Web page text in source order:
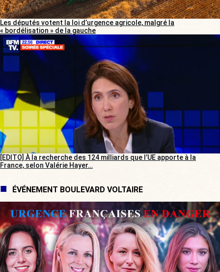
Les députés votent la loi d’urgence agricole, malgré la
« bordélisation » de la gauche
[EDITO] À la recherche des 124 milliards que l’UE apporte à la
France, selon Valérie Hayer…
ÉVÉNEMENT BOULEVARD VOLTAIRE